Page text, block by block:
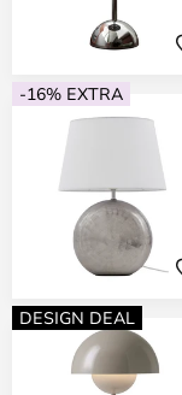
-16% EXTRA
DESIGN DEAL